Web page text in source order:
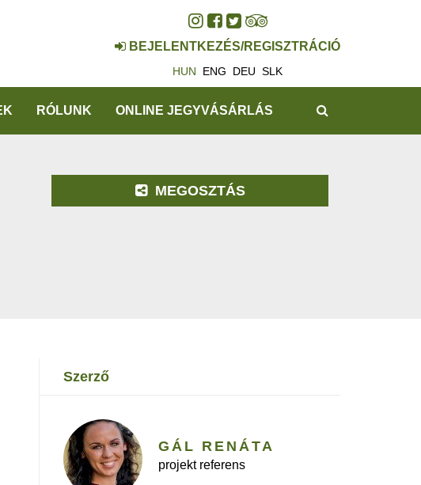
BEJELENTKEZÉS/REGISZTRÁCIÓ
HUN ENG DEU SLK
RÓLUNK ONLINE JEGYVÁSÁRLÁS
MEGOSZTÁS
szerző
GÁL RENÁTA
projekt referens